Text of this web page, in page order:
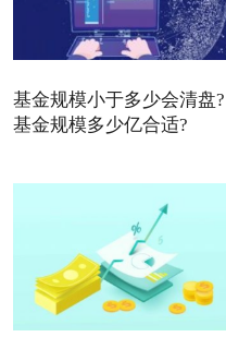
基金规模小于多少会清盘?
基金规模多少亿合适?